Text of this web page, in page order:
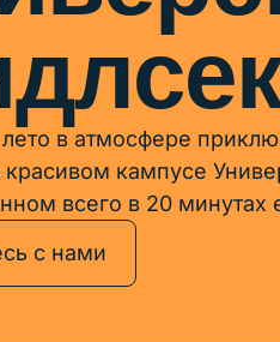
в атмосфере
красивом кампусе
всего в 20 минутах
с нами